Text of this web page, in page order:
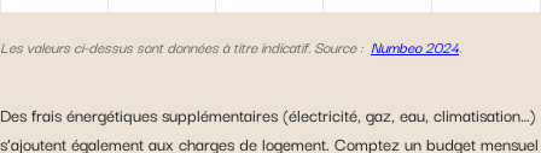
Les valeurs ci-dessus sont données à titre indicatif. Source : Numbeo 2024.
Des frais énergétiques supplémentaires (électricité, gaz, eau, climatisation…)
s’ajoutent également aux charges de logement. Comptez un budget mensuel